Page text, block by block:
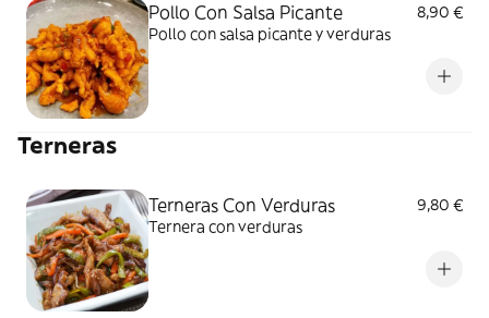
Pollo Con Salsa Picante
8,90 €
Pollo con salsa picante y verduras
Terneras
Terneras Con Verduras
9,80 €
Ternera con verduras